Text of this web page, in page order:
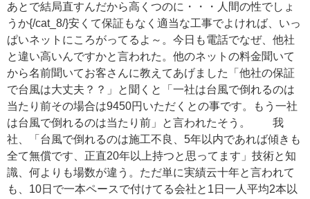
あとで結局直すんだから高くつのに・・・人間の性でしょ
うか{/cat_8/}安くて保証もなく適当な工事でよければ、いっ
ぱいネットにころがってるよ～。今日も電話でなぜ、他社
と違い高いんですかと言われた。他のネットの料金聞いて
から名前聞いてお客さんに教えてあげました「他社の保証
で台風は大丈夫？？」と聞くと「一社は台風で倒れるのは
当たり前その場合は9450円いただくとの事です。もう一社
は台風で倒れるのは当たり前」と言われたそう。 我
社、「台風で倒れるのは施工不良、5年以内であれば傾きも
全て無償です、正直20年以上持つと思ってます」技術と知
識、何よりも場数が違う。ただ単に実績云十年と言われて
も、10日で一本ペースで付けてる会社と1日一人平均2本以